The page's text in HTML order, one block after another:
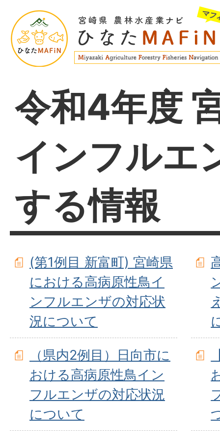
令和4年度
インフルエ
する情報
(第1例目 新富町) 宮崎県
における高病原性鳥イ
ンフルエンザの対応状
況について
（県内2例目）日向市に
おける高病原性鳥イン
フルエンザの対応状況
について